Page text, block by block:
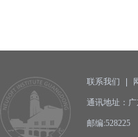
联系我们
通讯地址：
邮编:528225